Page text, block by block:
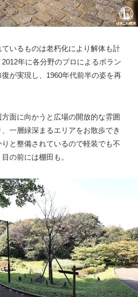
いるものは老朽化により解体も計
年に各分野のプロによるボラン
が実現し、1960年代前半の姿を再
面に向かうと広場の開放的な雰囲
一層緑深まるエリアをお散歩でき
と整備されているので軽装でも不
の前には棚田も。